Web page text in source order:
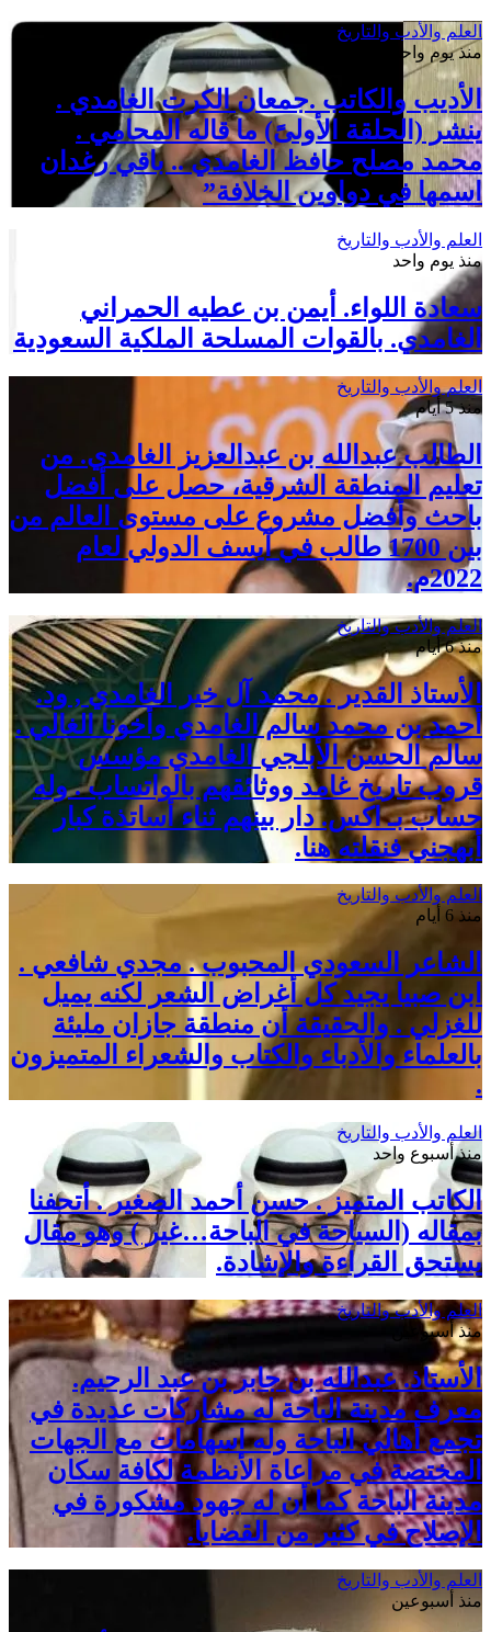
العلم والأدب والتاريخ
منذ يوم واحد
الأديب والكاتب .جمعان الكرت الغامدي .
ينشر (الحلقة الأولىً) ما قاله المحامي .
محمد مصلح حافظ الغامدي .. باقي رغدان
اسمها في دواوين الخلافة”
العلم والأدب والتاريخ
منذ يوم واحد
سعادة اللواء. أيمن بن عطيه الحمراني
الغامدي. بالقوات المسلحة الملكية السعودية
العلم والأدب والتاريخ
منذ 5 أيام
الطالب عبدالله بن عبدالعزيز الغامدي. من
تعليم المنطقة الشرقية، حصل على أفضل
باحث وأفضل مشروع على مستوى العالم من
بين 1700 طالب في آيسف الدولي لعام
2022م.
العلم والأدب والتاريخ
منذ 6 أيام
الأستاذ القدير . محمد آل خير الغامدي , ود.
أحمد بن محمد سالم الغامدي وأخونا الغالي .
سالم الحسن الأبلجي الغامدي مؤسس
قروب تاريخ غامد ووثائقهم بالواتساب . وله
حساب بـ اكس. دار بينهم ثناء أساتذة كبار
أبهجني فنقلته هنا.
العلم والأدب والتاريخ
منذ 6 أيام
الشاعر السعودي المحبوب . مجدي شافعي .
ابن صبيا يجيد كل أغراض الشعر لكنه يميل
للغزلي . والحقيقة أن منطقة جازان مليئة
بالعلماء والأدباء والكتاب والشعراء المتميزون
.
العلم والأدب والتاريخ
منذ أسبوع واحد
الكاتب المتميز . حسن أحمد الصغير . أتحفنا
بمقاله (السياحة في الباحة…غير ) وهو مقال
يستحق القراءة والإشادة.
العلم والأدب والتاريخ
منذ أسبوعين
الأستاذ. عبدالله بن جابر بن عبد الرحيم.
معرف مدينة الباحة له مشاركات عديدة في
تجمع أهالي الباحة وله اسهامات مع الجهات
المختصة في مراعاة الأنظمة لكافة سكان
مدينة الباحة كما أن له جهود مشكورة في
الإصلاح في كثير من القضايا.
العلم والأدب والتاريخ
منذ أسبوعين